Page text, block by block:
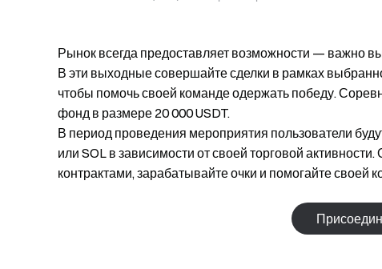
Рынок всегда предоставляет возможности — важно
В эти выходные совершайте сделки в рамках
чтобы помочь своей команде одержать победу.
фонд в размере 20 000 USDT.
В период проведения мероприятия пользователи
или SOL в зависимости от своей торговой
контрактами, зарабатывайте очки и помогайте своей